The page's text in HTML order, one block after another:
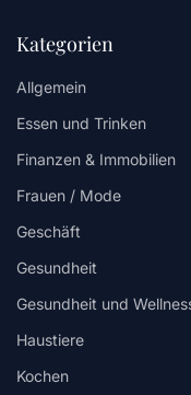
Kategorien
Allgemein
Essen und Trinken
Finanzen & Immobilien
Frauen / Mode
Geschäft
Gesundheit
Gesundheit und
Haustiere
Kochen